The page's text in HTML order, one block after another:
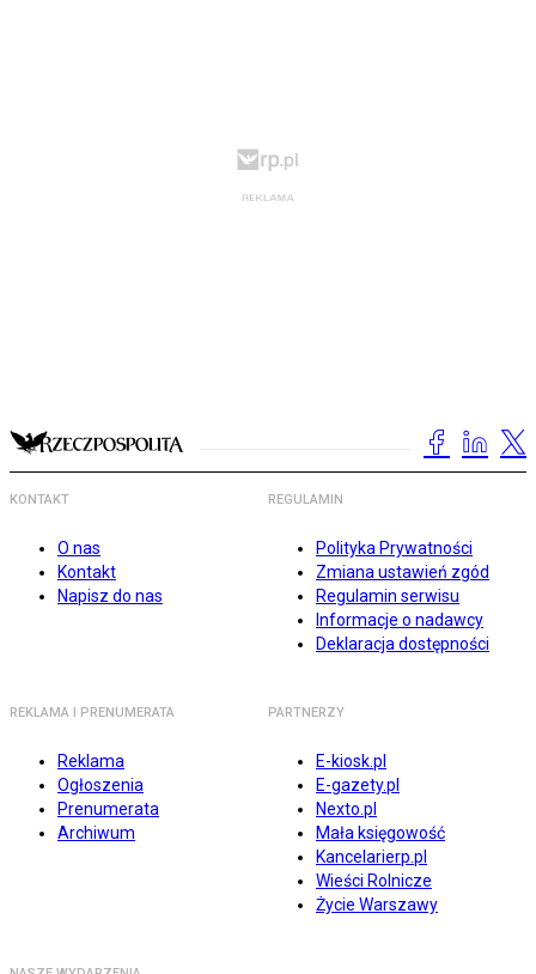
KONTAKT
O nas
Kontakt
Napisz do nas
REGULAMIN
Polityka Prywatności
Zmiana ustawień zgód
Regulamin serwisu
Informacje o nadawcy
Deklaracja dostępności
REKLAMA I PRENUMERATA
Reklama
Ogłoszenia
Prenumerata
Archiwum
PARTNERZY
E-kiosk.pl
E-gazety.pl
Nexto.pl
Mała księgowość
Kancelarierp.pl
Wieści Rolnicze
Życie Warszawy